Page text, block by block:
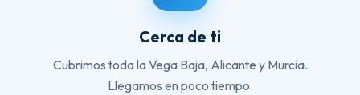
Cerca de ti
Cubrimos toda la Vega Baja, Alicante y Murcia.
Llegamos en poco tiempo.